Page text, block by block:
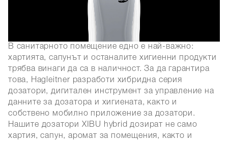
В санитарното помещение едно е най-важно:
хартията, сапунът и останалите хигиенни продукти
трябва винаги да са в наличност. За да гарантира
това, Hagleitner разработи хибридна серия
дозатори, дигитален инструмент за управление на
данните за дозатора и хигиената, както и
собствено мобилно приложение за дозатори.
Нашите дозатори XIBU hybrid дозират не само
хартия, сапун, аромат за помещения, както и